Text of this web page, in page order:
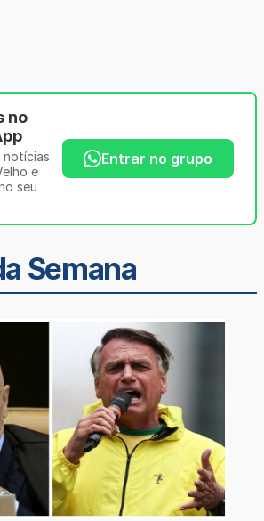
no
notícias
e
seu
Entrar no grupo
Semana